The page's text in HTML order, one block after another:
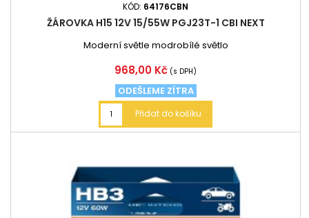
KÓD: 64176CBN
ŽÁROVKA H15 12V 15/55W PGJ23T-1 CBI NEXT
Moderní světle modrobílé světlo
Cena
968,00 Kč (s DPH)
ODEŠLEME ZÍTRA
Přidat do košíku